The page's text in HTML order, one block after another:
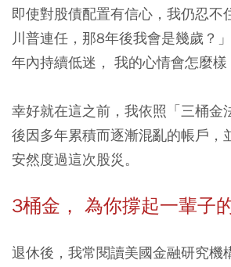
即使對股債配置有信心，我仍忍不
川普連任，那8年後我會是幾歲？
年內持續低迷， 我的心情會怎麼樣
幸好就在這之前，我依照「三桶金
後因多年累積而逐漸混亂的帳戶，
安然度過這次股災。
3桶金， 為你撐起一輩子
退休後，我常閱讀美國金融研究機